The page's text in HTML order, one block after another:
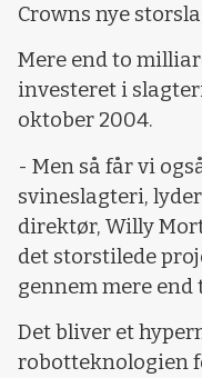
Crowns nye
Mere end to
investeret i
oktober 2004.
- Men så får vi
svineslagteri,
direktør, Willy
det storstilede
gennem mere end
Det bliver et
robotteknologien